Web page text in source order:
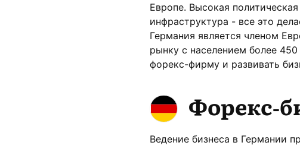
Европе. Высокая
инфраструктура - все это
Германия является членом
рынку с населением более
форекс-фирму и развивать
Форекс-
Ведение бизнеса в Германии